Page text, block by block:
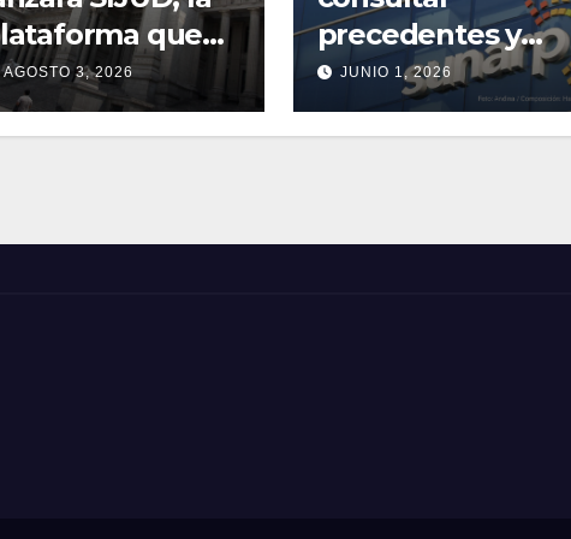
que
sus
digitales
nuevo EJE
AGOSTO 3, 2026
precedentes y
acuerdos del
Tribunal Registral
JUNIO 1, 2026